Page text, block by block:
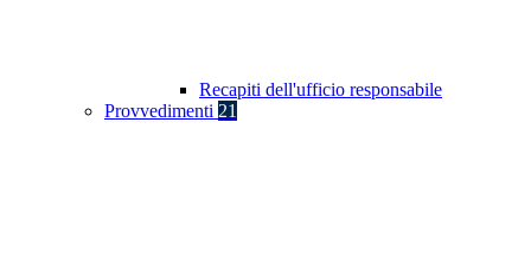
Recapiti dell'ufficio responsabile
Provvedimenti 21